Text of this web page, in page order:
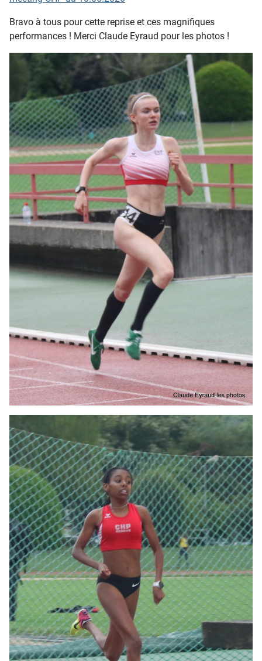
Bravo à tous pour cette reprise et ces magnifiques
performances ! Merci Claude Eyraud pour les photos !